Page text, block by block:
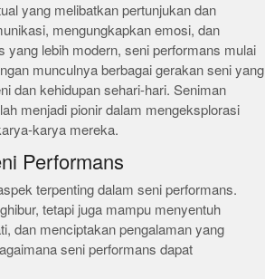
yang melibatkan pertunjukan dan
mengungkapkan emosi, dan
lebih modern, seni performans mulai
munculnya berbagai gerakan seni yang
dan kehidupan sehari-hari. Seniman
menjadi pionir dalam mengeksplorasi
karya mereka.
Performans
terpenting dalam seni performans.
tetapi juga mampu menyentuh
dan menciptakan pengalaman yang
seni performans dapat